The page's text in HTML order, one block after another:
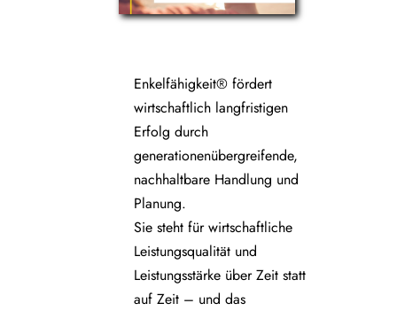
Enkelfähigkeit® fördert
wirtschaftlich langfristigen
Erfolg durch
generationenübergreifende,
nachhaltbare Handlung und
Planung.
Sie steht für wirtschaftliche
Leistungsqualität und
Leistungsstärke über Zeit statt
auf Zeit – und das